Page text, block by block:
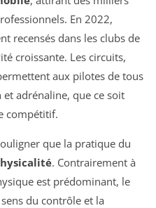
En 2022,
recensés dans les clubs de
croissante. Les circuits,
aux pilotes de tous
adrénaline, que ce soit
compétitif.
que la pratique du
. Contrairement à
est prédominant, le
du contrôle et la